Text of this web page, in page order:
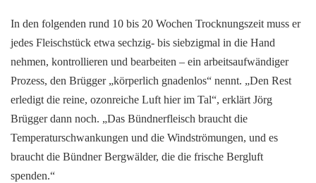
In den folgenden rund 10 bis 20 Wochen Trocknungszeit muss er
jedes Fleischstück etwa sechzig- bis siebzigmal in die Hand
nehmen, kontrollieren und bearbeiten – ein arbeitsaufwändiger
Prozess, den Brügger „körperlich gnadenlos“ nennt. „Den Rest
erledigt die reine, ozonreiche Luft hier im Tal“, erklärt Jörg
Brügger dann noch. „Das Bündnerfleisch braucht die
Temperaturschwankungen und die Windströmungen, und es
braucht die Bündner Bergwälder, die die frische Bergluft
spenden.“